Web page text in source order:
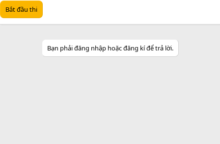
Bắt đầu thi
Bạn phải đăng nhập hoặc đăng kí để trả lời.